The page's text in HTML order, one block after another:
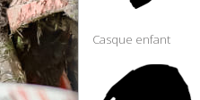
Casque enfant